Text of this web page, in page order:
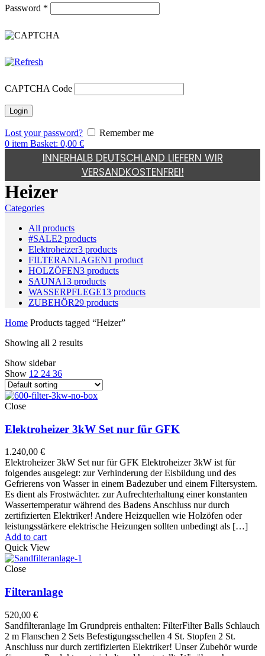
Password *
CAPTCHA Code
Lost your password?
Remember me
0 item Basket: 0,00 €
INNERHALB DEUTSCHLAND LIEFERN WIR
VERSANDKOSTENFREI!
Heizer
Categories
All products
#SALE2 products
Elektroheizer3 products
FILTERANLAGEN1 product
HOLZÖFEN3 products
SAUNA13 products
WASSERPFLEGE13 products
ZUBEHÖR29 products
Home Products tagged “Heizer”
Showing all 2 results
Show sidebar
Show 12 24 36
Close
Elektroheizer 3kW Set nur für GFK
1.240,00 €
Elektroheizer 3kW Set nur für GFK Elektroheizer 3kW ist für
folgendes ausgelegt: zur Verhinderung der Eisbildung und des
Gefrierens von Wasser in einem Badezuber und einem Filtersystem.
Es dient als Frostwächter. zur Aufrechterhaltung einer konstanten
Wassertemperatur während des Badens Anschluss nur durch
zertifizierten Elektriker! Andere Heizquellen wie Holzöfen oder
leistungsstärkere elektrische Heizungen sollten unbedingt als […]
Add to cart
Quick View
Close
Filteranlage
520,00 €
Sandfilteranlage Im Grundpreis enthalten: FilterFilter Balls Schlauch
2 m Flanschen 2 Sets Befestigungsschellen 4 St. Stopfen 2 St.
Anschluss nur durch zertifizierten Elektriker! Unser Zubehör wurde